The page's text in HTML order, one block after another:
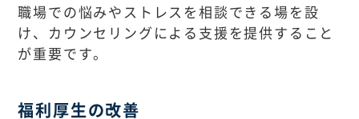
職場での悩みやストレスを相談できる場を設
け、カウンセリングによる支援を提供すること
が重要です。
福利厚生の改善